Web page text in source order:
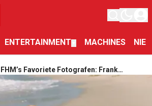
ENTERTAINMENT MACHINES
FHM’s Favoriete Fotografen: Frank
Fandinho